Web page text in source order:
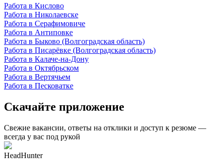
Работа в Кислово
Работа в Николаевске
Работа в Серафимовиче
Работа в Антиповке
Работа в Быково (Волгоградская область)
Работа в Писарёвке (Волгоградская область)
Работа в Калаче-на-Дону
Работа в Октябрьском
Работа в Вертячьем
Работа в Песковатке
Скачайте приложение
Свежие вакансии, ответы на отклики и доступ к резюме —
всегда у вас под рукой
HeadHunter